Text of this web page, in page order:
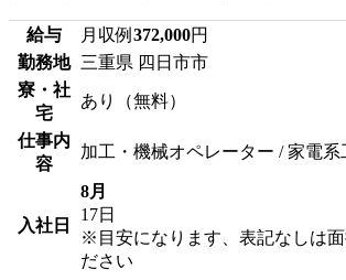
給与 月収例 372,000円
勤務地 三重県 四日市市
寮・社
宅
あり（無料）
仕事内
容
加工・機械オペレーター / 家電系
入社日
8月
17日
※目安になります、表記なしは面
ださい